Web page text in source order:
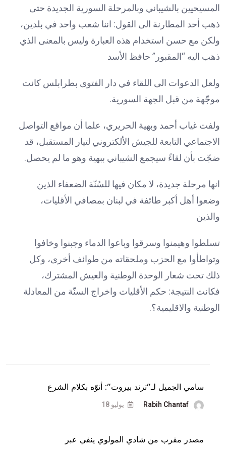
المسيحيين بالشيباني وبالمرحلة السورية الجديدة حتى
ذهب أحد المطارنة الى القول: اننا شعب واحد في بلدين،
ولكن مع حسن استخدام هذه العبارة وليس بالمعنى الذي
ذهب اليه “المقبور” حافظ الأسد
ولعل الدعوات الى اللقاء في دار الفتوى بطرابلس كانت
موجّهة من قبل الجهة السورية.
ولفت غياب أحمد وبهية الحريري، علما أن مواقع التواصل
الاجتماعي التابعة للجيش الألكتروني لتيار المستقبل، قد
ضجّت بأن لقاءً سيجمع الشيباني ببهية وهو ما لم يحصل.
انها مرحلة جديدة، لا مكان فيها للسُنّة الضعفاء الذين
وضعوا أهل أكبر طائفة في لبنان بمصافي الأقليات،
والذين
تسلطوا وهيمنوا وسرقوا وباعوا الدماء وجبنوا وخافوا
وتواطأوا مع الحزب وملحقاته من طوائف أخرى، وكل
ذلك تحت شعار الوحدة الوطنية والعيش المشترك،
فكانت النتيجة: حكم الأقليات واخراج السنّة من المعادلة
الوطنية والاقليمية؟.
سامي الجميل لـ”ترند بيروت”: أنوّه بكلام الشرع
Rabih Chantaf يوليو 18
مصدر مقرب من شادي المولوي ينفي عبر